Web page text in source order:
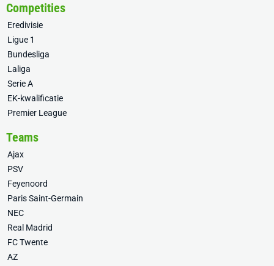
Competities
Eredivisie
Ligue 1
Bundesliga
Laliga
Serie A
EK-kwalificatie
Premier League
Teams
Ajax
PSV
Feyenoord
Paris Saint-Germain
NEC
Real Madrid
FC Twente
AZ